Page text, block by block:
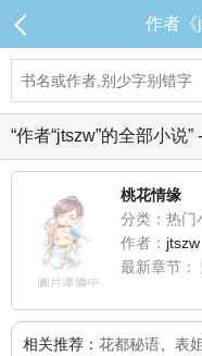
作者《
“作者“jtszw”的全部小说” -
桃花情缘
分类：热门
作者： jtszw
最新章节：
相关推荐： 花都秘语 表